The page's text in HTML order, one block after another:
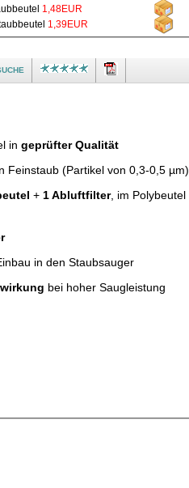
1,48EUR
1,39EUR
in geprüfter Qualität
Feinstaub (Partikel von 0,3-0,5 µm)
+ 1 Abluftfilter, im Polybeutel
in den Staubsauger
bei hoher Saugleistung